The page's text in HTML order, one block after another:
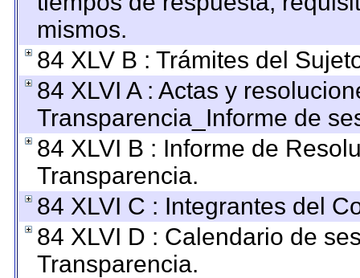
mismos.
84 XLV B : Trámites del
84 XLVI A : Actas y
Transparencia_Informe de
84 XLVI B : Informe de
Transparencia.
84 XLVI C : Integrantes del
84 XLVI D : Calendario de
Transparencia.